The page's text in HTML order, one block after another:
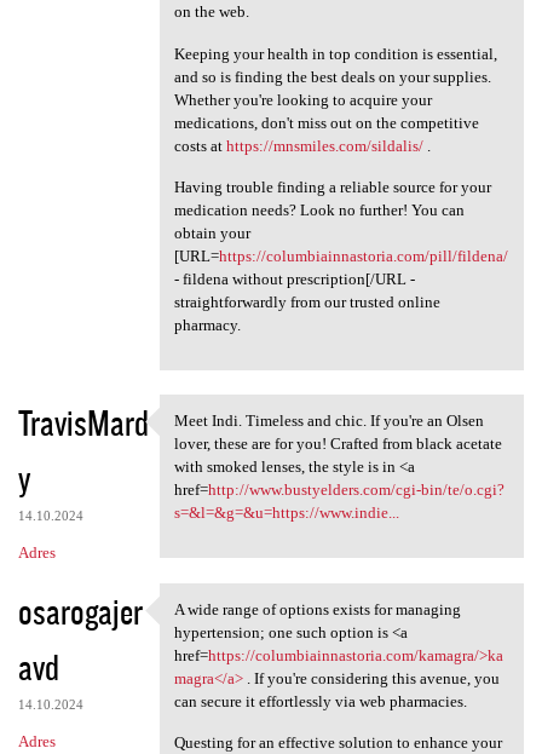
on the web.
Keeping your health in top condition is essential,
and so is finding the best deals on your supplies.
Whether you're looking to acquire your
medications, don't miss out on the competitive
costs at https://mnsmiles.com/sildalis/.
Having trouble finding a reliable source for your
medication needs? Look no further! You can
obtain your
[URL=https://columbiainnastoria.com/pill/fildena/
- fildena without prescription[/URL -
straightforwardly from our trusted online
pharmacy.
TravisMard
y
14.10.2024
Adres
Meet Indi. Timeless and chic.
Meet Indi. Timeless and chic. If you're an Olsen
lover, these are for you! Crafted from black acetate
with smoked lenses, the style is in <a
href=http://www.bustyelders.com/cgi-bin/te/o.cgi?
s=&l=&g=&u=https://www.indie...
osarogajer
avd
14.10.2024
Adres
A wide range of options
A wide range of options exists for managing
hypertension; one such option is <a
href=https://columbiainnastoria.com/kamagra/>ka
magra</a>. If you're considering this avenue, you
can secure it effortlessly via web pharmacies.
Questing for an effective solution to enhance your